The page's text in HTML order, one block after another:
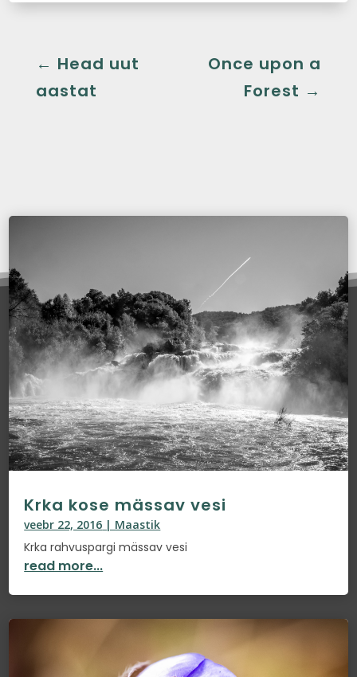
← Head uut
aastat
Once upon a
Forest →
Krka kose mässav vesi
veebr 22, 2016 | Maastik
Krka rahvuspargi mässav vesi
read more...